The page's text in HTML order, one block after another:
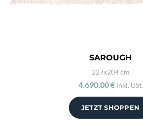
JETZT SHOPPEN
SAROUGH
227x204 cm
4.690,00 € inkl. USt.